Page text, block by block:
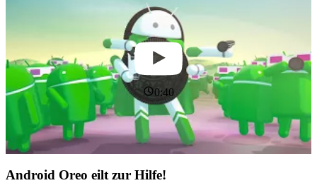
0:40
Android Oreo eilt zur Hilfe!